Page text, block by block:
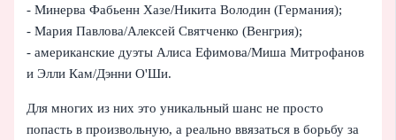
- Минерва Фабьенн Хазе/Никита Володин (Германия);
- Мария Павлова/Алексей Святченко (Венгрия);
- американские дуэты Алиса Ефимова/Миша Митрофанов
и Элли Кам/Дэнни О'Ши.
Для многих из них это уникальный шанс не просто
попасть в произвольную, а реально ввязаться в борьбу за